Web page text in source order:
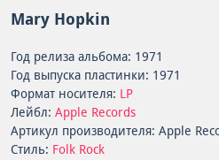
Mary Hopkin
Год релиза альбома: 1971
Год выпуска пластинки: 1971
Формат носителя: LP
Лейбл: Apple Records
Артикул производителя: Apple
Стиль: Folk Rock